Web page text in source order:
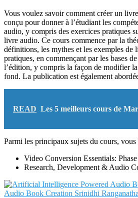
Vous voulez savoir comment créer un
conçu pour donner à l’étudiant les
audio, y compris des exercices pratiques
livre audio. Ce cours commence par la
définitions, les mythes et les exemples de
pratiques, en commençant par les bases
l’édition, y compris la façon de modifier
fond. La publication est également
READ Les 5 meilleurs cours de
Parmi les principaux sujets du cours, vous
Video Conversion Essentials:
Research, Development & Audio
Audio Book Creation Srinidhi